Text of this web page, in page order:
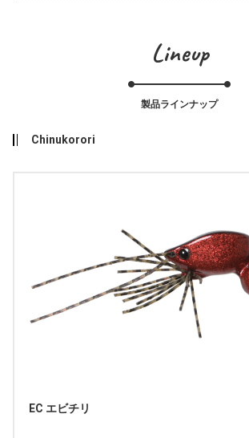
Lineup
製品ラインナップ
Chinukorori
EC エビチリ